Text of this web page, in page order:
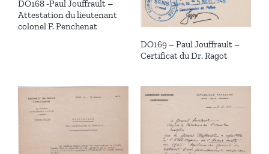
DO168 -Paul Jouffrault –
Attestation du lieutenant
colonel F. Penchenat
DO169 – Paul Jouffrault –
Certificat du Dr. Ragot